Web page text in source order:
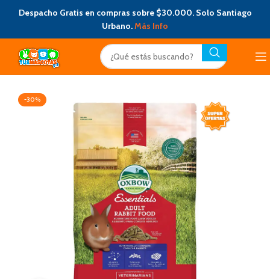
Despacho Gratis en compras sobre $30.000. Solo Santiago
Urbano.Más Info
-30%